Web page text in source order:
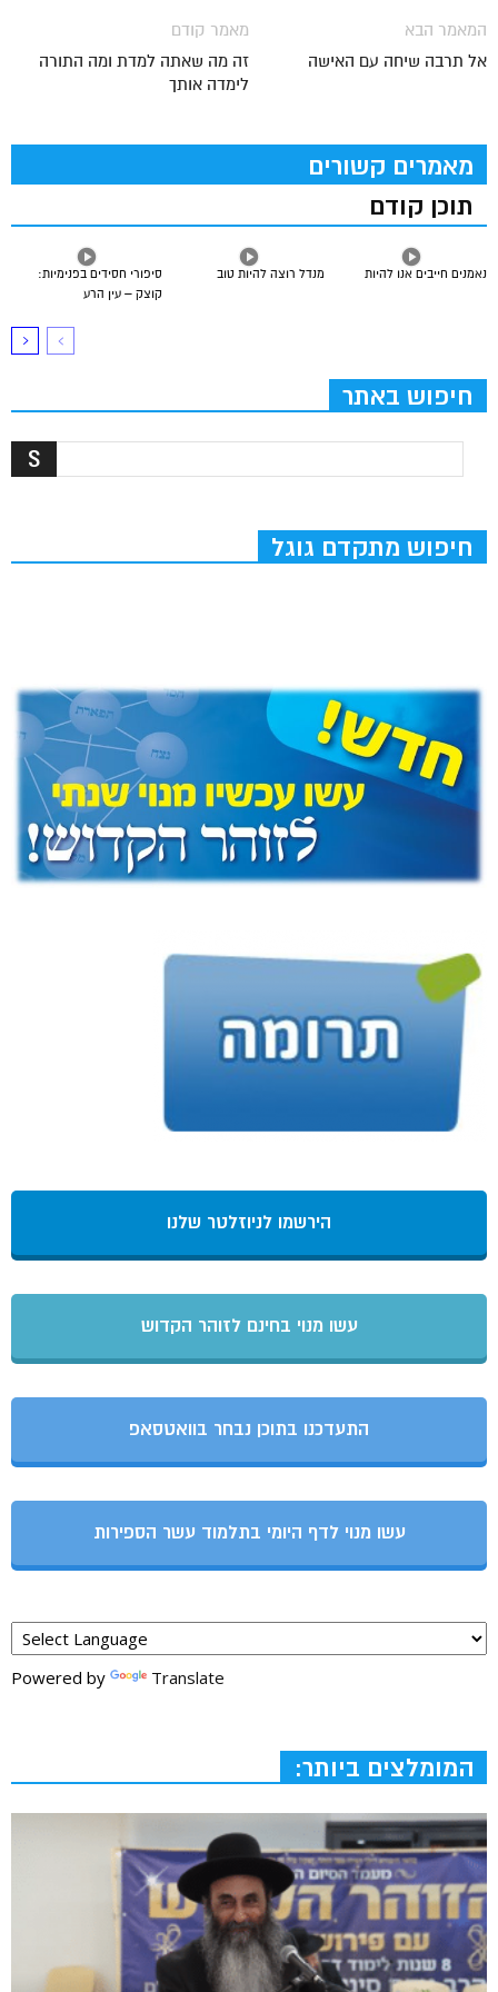
מאמר קודם
זה מה שאתה למדת ומה התורה
לימדה אותך
המאמר הבא
אל תרבה שיחה עם האישה
מאמרים קשורים
תוכן קודם
סיפורי חסידים בפנימיות:
קוצק – עין הרע
מנדל רוצה להיות טוב נאמנים חייבים אנו להיות
חיפוש באתר
חיפוש מתקדם גוגל
הירשמו לניוזלטר שלנו
עשו מנוי בחינם לזוהר הקדוש
התעדכנו בתוכן נבחר בוואטסאפ
עשו מנוי לדף היומי בתלמוד עשר הספירות
Powered by Translate
המומלצים ביותר: